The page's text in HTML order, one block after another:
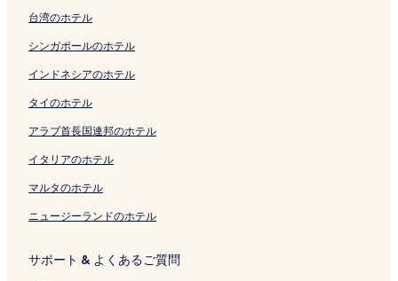
ー
を
開
リ
ク
ペ
ジ
を
く
ン
t
ペ
ー
を
く
ン
ク
I
G
の
ー
を
く
リ
ン
ク
a
G
H
W
l
H
o
t
e
b
の
ー
ジ
開
リ
ク
N
n
g
r
b
の
ペ
ー
ジ
く
リ
ク
を
く
リ
ク
t
l
e
e
c
f
r
o
n
e
r
の
ペ
ジ
開
リ
ン
ク
m
n
t
の
ー
を
開
く
リ
ペ
ジ
を
く
ン
h
e
s
r
の
ー
ジ
を
開
ン
ー
を
開
リ
ク
V
l
l
の
ー
を
開
く
リ
台湾のホテル
シンガポールのホテル
インドネシアのホテル
タイのホテル
アラブ首長国連邦のホテル
イタリアのホテル
マルタのホテル
ニュージーランドのホテル
サポート & よくあるご質問